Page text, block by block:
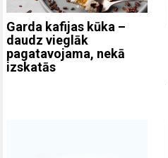
Garda kafijas kūka –
daudz vieglāk
pagatavojama, nekā
izskatās